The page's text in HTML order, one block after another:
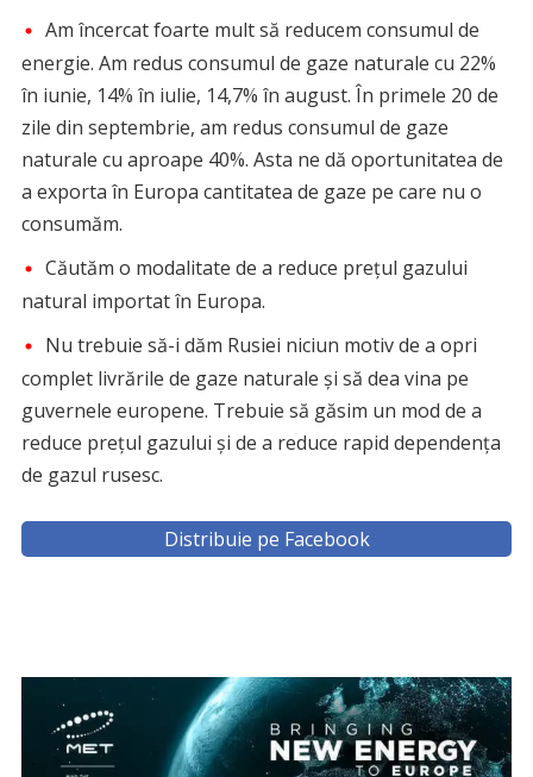
Am încercat foarte mult să reducem consumul de
energie. Am redus consumul de gaze naturale cu 22%
în iunie, 14% în iulie, 14,7% în august. În primele 20 de
zile din septembrie, am redus consumul de gaze
naturale cu aproape 40%. Asta ne dă oportunitatea de
a exporta în Europa cantitatea de gaze pe care nu o
consumăm.
Căutăm o modalitate de a reduce prețul gazului
natural importat în Europa.
Nu trebuie să-i dăm Rusiei niciun motiv de a opri
complet livrările de gaze naturale și să dea vina pe
guvernele europene. Trebuie să găsim un mod de a
reduce prețul gazului și de a reduce rapid dependența
de gazul rusesc.
Distribuie pe Facebook